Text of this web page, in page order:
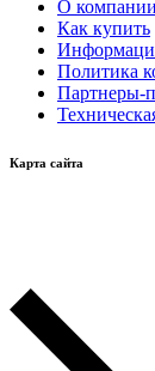
О компании
Как купить
Политика
Партнеры-
Карта сайта